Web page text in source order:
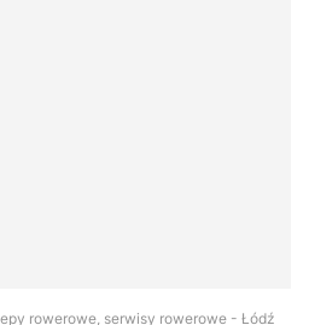
rowerowe, serwisy rowerowe - Łódź